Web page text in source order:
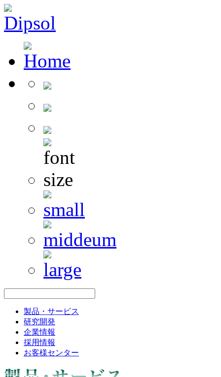
製品・サービス
研究開発
企業情報
採用情報
お客様センター